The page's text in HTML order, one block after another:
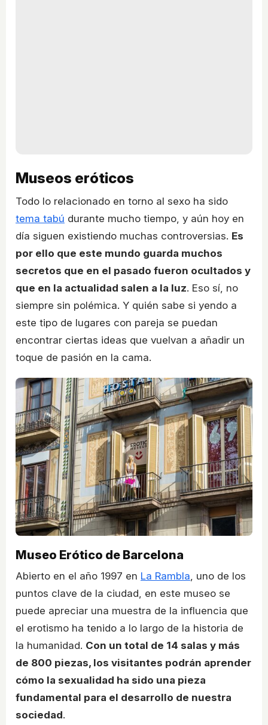
Museos eróticos
Todo lo relacionado en torno al sexo ha sido
tema tabú durante mucho tiempo, y aún hoy en
día siguen existiendo muchas controversias. Es
por ello que este mundo guarda muchos
secretos que en el pasado fueron ocultados y
que en la actualidad salen a la luz. Eso sí, no
siempre sin polémica. Y quién sabe si yendo a
este tipo de lugares con pareja se puedan
encontrar ciertas ideas que vuelvan a añadir un
toque de pasión en la cama.
Museo Erótico de Barcelona
Abierto en el año 1997 en La Rambla, uno de los
puntos clave de la ciudad, en este museo se
puede apreciar una muestra de la influencia que
el erotismo ha tenido a lo largo de la historia de
la humanidad. Con un total de 14 salas y más
de 800 piezas, los visitantes podrán aprender
cómo la sexualidad ha sido una pieza
fundamental para el desarrollo de nuestra
sociedad.